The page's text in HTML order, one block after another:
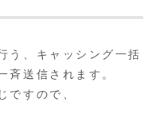
う、キャッシング一括
斉送信されます。
ですので、